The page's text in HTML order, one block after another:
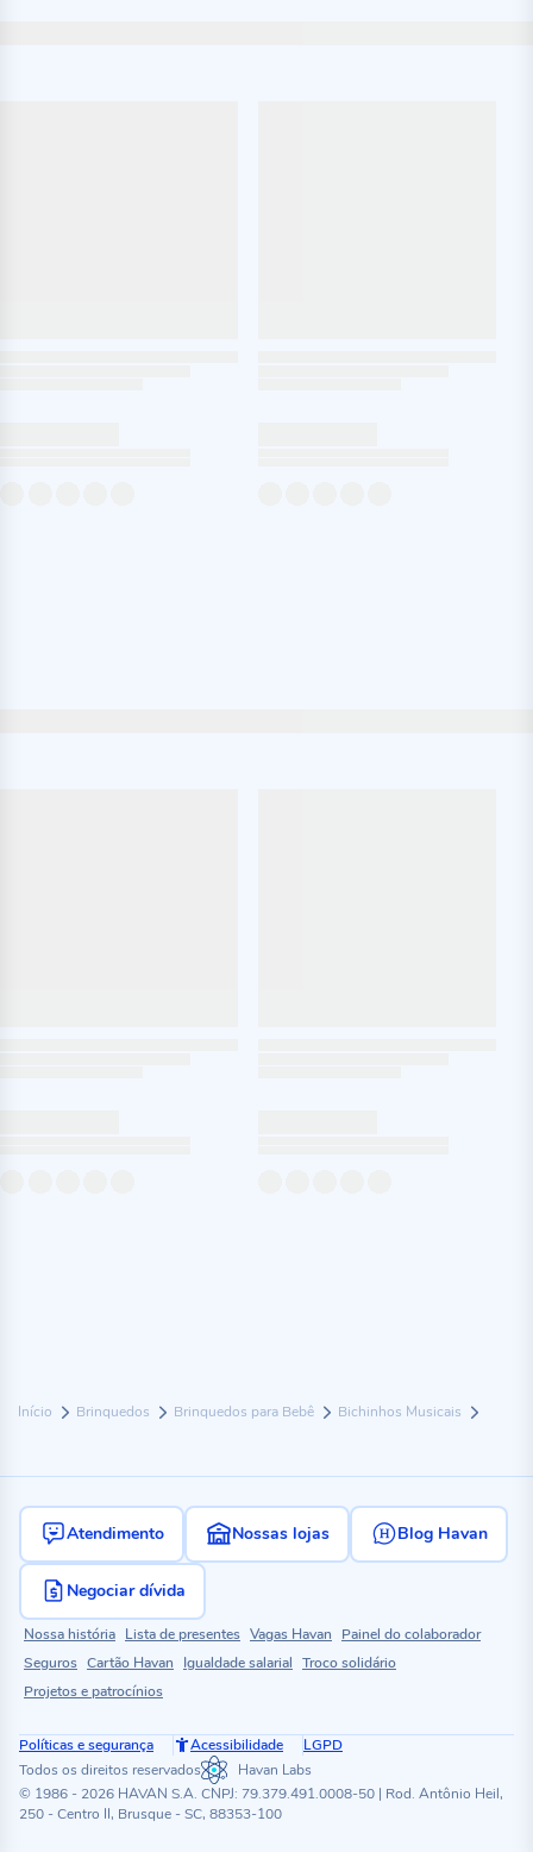
Início Brinquedos Brinquedos para Bebê Bichinhos Musicais
Atendimento Nossas lojas Blog Havan
Negociar dívida
Nossa história Lista de presentes Vagas Havan
Painel do colaborador
Seguros Cartão Havan Igualdade salarial Troco solidário
Projetos e patrocínios
Políticas e segurança Acessibilidade
LGPD
Todos os direitos reservados
Havan Labs
© 1986 - 2026 HAVAN S.A. CNPJ: 79.379.491.0008-50 | Rod. Antônio Heil,
250 - Centro II, Brusque - SC, 88353-100